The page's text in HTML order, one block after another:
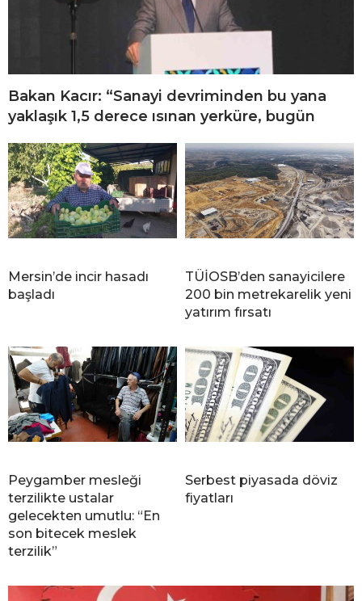
Bakan Kacır: “Sanayi devriminden bu yana
yaklaşık 1,5 derece ısınan yerküre, bugün
Mersin’de incir hasadı
başladı
TÜİOSB’den sanayicilere
200 bin metrekarelik yeni
yatırım fırsatı
Peygamber mesleği
terzilikte ustalar
gelecekten umutlu: “En
son bitecek meslek
terzilik”
Serbest piyasada döviz
fiyatları